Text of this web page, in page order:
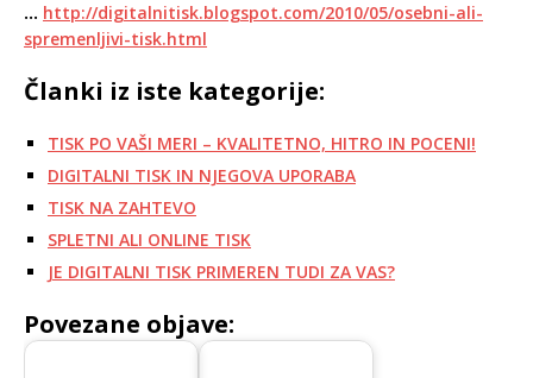
… http://digitalnitisk.blogspot.com/2010/05/osebni-ali-
spremenljivi-tisk.html
Članki iz iste kategorije:
TISK PO VAŠI MERI – KVALITETNO, HITRO IN POCENI!
DIGITALNI TISK IN NJEGOVA UPORABA
TISK NA ZAHTEVO
SPLETNI ALI ONLINE TISK
JE DIGITALNI TISK PRIMEREN TUDI ZA VAS?
Povezane objave: